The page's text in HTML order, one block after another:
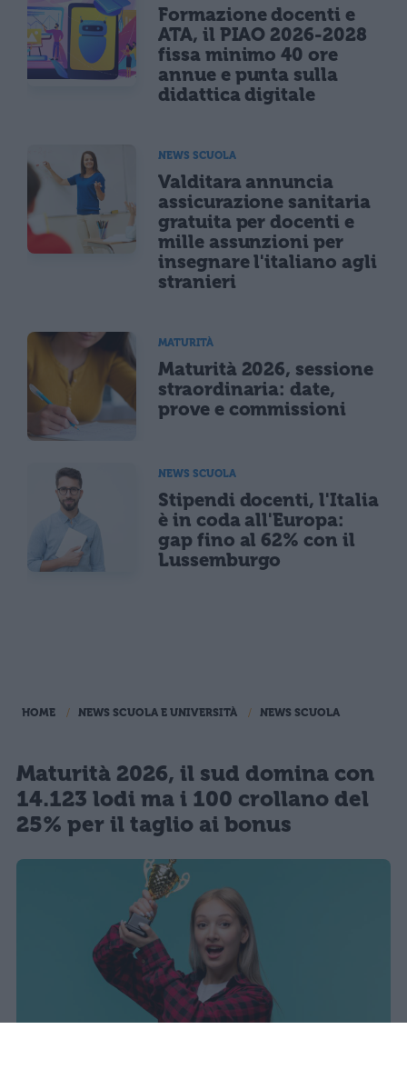
Formazione docenti e
ATA, il PIAO 2026-2028
fissa minimo 40 ore
annue e punta sulla
didattica digitale
NEWS SCUOLA
Valditara annuncia
assicurazione sanitaria
gratuita per docenti e
mille assunzioni per
insegnare l'italiano agli
stranieri
MATURITÀ
Maturità 2026, sessione
straordinaria: date,
prove e commissioni
NEWS SCUOLA
Stipendi docenti, l'Italia
è in coda all'Europa:
gap fino al 62% con il
Lussemburgo
HOME NEWS SCUOLA E UNIVERSITÀ NEWS SCUOLA
Maturità 2026, il sud domina con
14.123 lodi ma i 100 crollano del
25% per il taglio ai bonus